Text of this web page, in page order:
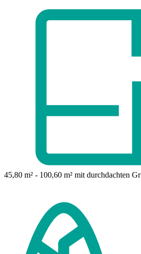
45,80 m² - 100,60 m² mit durchdachten